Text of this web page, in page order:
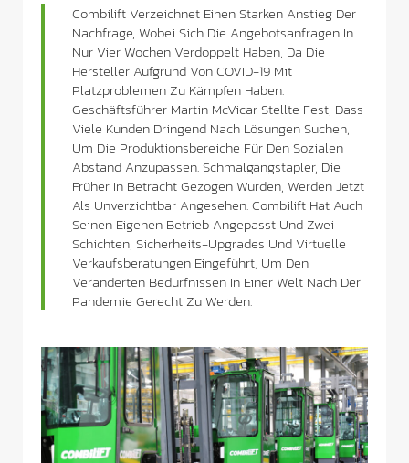
Combilift Verzeichnet Einen Starken Anstieg Der
Nachfrage, Wobei Sich Die Angebotsanfragen In
Nur Vier Wochen Verdoppelt Haben, Da Die
Hersteller Aufgrund Von COVID-19 Mit
Platzproblemen Zu Kämpfen Haben.
Geschäftsführer Martin McVicar Stellte Fest, Dass
Viele Kunden Dringend Nach Lösungen Suchen,
Um Die Produktionsbereiche Für Den Sozialen
Abstand Anzupassen. Schmalgangstapler, Die
Früher In Betracht Gezogen Wurden, Werden Jetzt
Als Unverzichtbar Angesehen. Combilift Hat Auch
Seinen Eigenen Betrieb Angepasst Und Zwei
Schichten, Sicherheits-Upgrades Und Virtuelle
Verkaufsberatungen Eingeführt, Um Den
Veränderten Bedürfnissen In Einer Welt Nach Der
Pandemie Gerecht Zu Werden.